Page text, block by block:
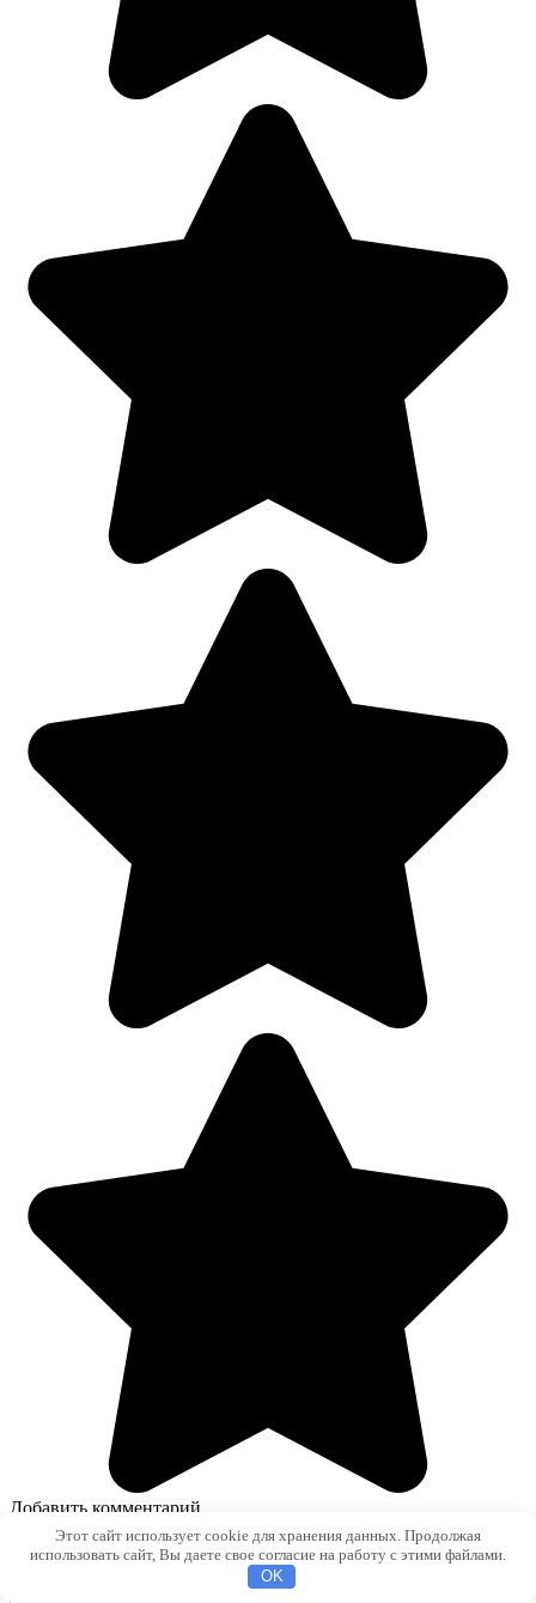
Добавить комментарий
Этот сайт использует cookie для хранения данных. Продолжая
использовать сайт, Вы даете свое согласие на работу с этими файлами.
OK